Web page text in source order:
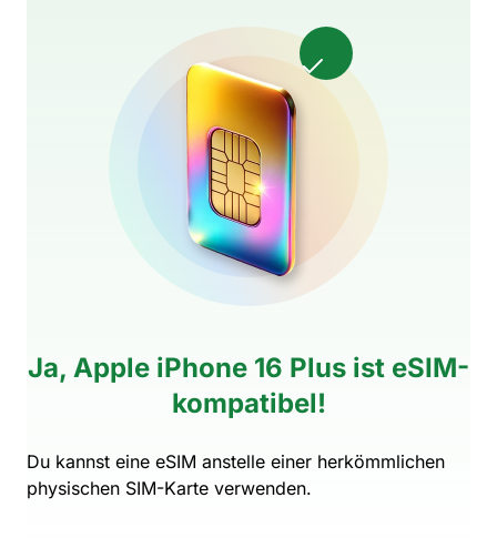
Ja, Apple iPhone 16 Plus ist eSIM-
kompatibel!
Du kannst eine eSIM anstelle einer herkömmlichen
physischen SIM-Karte verwenden.